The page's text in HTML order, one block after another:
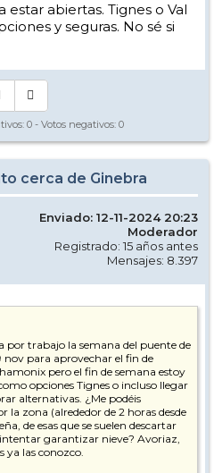
estar abiertas. Tignes o Val
y seguras. No sé si
0 - Votos negativos: 0
cerca de Ginebra
Enviado: 12-11-2024 20:23
Moderador
Registrado: 15 años antes
Mensajes: 8.397
por trabajo la semana del puente de
para aprovechar el fin de
pero el fin de semana estoy
opciones Tignes o incluso llegar
alternativas. ¿Me podéis
la zona (alrededor de 2 horas desde
de esas que se suelen descartar
garantizar nieve? Avoriaz,
ya las conozco.